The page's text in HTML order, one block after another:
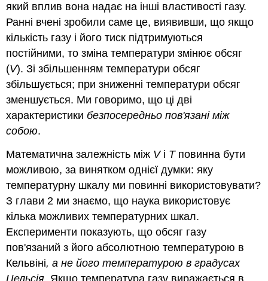
який вплив вона надає на інші властивості газу.
Ранні вчені зробили саме це, виявивши, що якщо
кількість газу і його тиск підтримуються
постійними, то зміна температури змінює обсяг
(V). Зі збільшенням температури обсяг
збільшується; при зниженні температури обсяг
зменшується. Ми говоримо, що ці дві
характеристики безпосередньо пов'язані між
собою.
Математична залежність між Vі Tповинна бути
можливою, за винятком однієї думки: яку
температурну шкалу ми повинні використовувати?
З глави 2 ми знаємо, що наука використовує
кілька можливих температурних шкал.
Експерименти показують, що обсяг газу
пов'язаний з його абсолютною температурою в
Кельвіні, а не його температурою в градусах